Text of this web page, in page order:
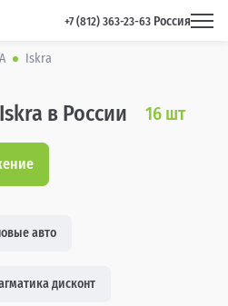
+7 (812) 363-23-63 Россия
Iskra
в России 16 шт
авто
дисконт